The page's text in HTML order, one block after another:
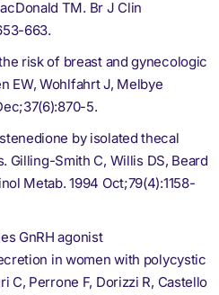
TM. Br J Clin
663.
risk of breast and gynecologic
EW, Wohlfahrt J, Melbye
5.
by isolated thecal
Gilling-Smith C, Willis DS, Beard
Metab. 1994 Oct;79(4):1158-
GnRH agonist
in women with polycystic
C, Perrone F, Dorizzi R, Castello